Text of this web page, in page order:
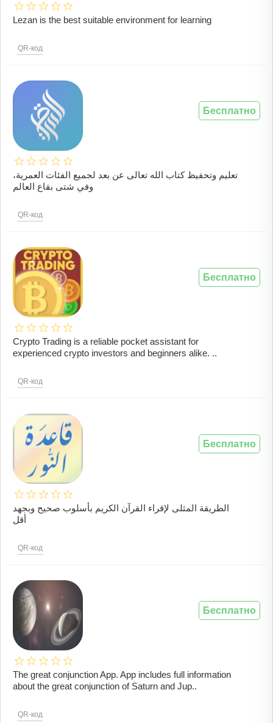
Lezan is the best suitable environment for learning
QR-код
تعليم وتحفيظ كتاب الله تعالى عن بعد لجميع الفئات العمرية،
وفي شتى بقاع العالم
QR-код
Бесплатно
Crypto Trading is a reliable pocket assistant for
experienced crypto investors and beginners alike. ..
QR-код
Бесплатно
الطريقة المثلى لإقراء القرآن الكريم بأسلوب صحيح وبجهد
أقل
QR-код
Бесплатно
The great conjunction App. App includes full information
about the great conjunction of Saturn and Jup..
QR-код
Бесплатно